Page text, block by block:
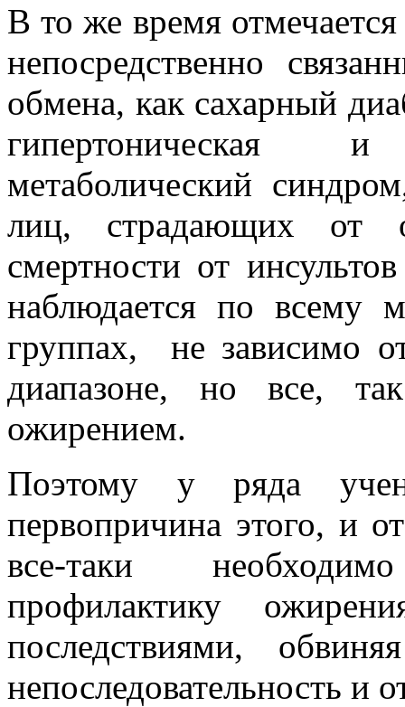
В то же время
непосредственно
обмена, как сахарный
гипертоническая
метаболический
лиц, страдающих от
смертности от
наблюдается по всему
группах, не зависимо
диапазоне, но все,
ожирением.
Поэтому у ряда
первопричина этого, и
все-таки
профилактику
последствиями,
непоследовательность и